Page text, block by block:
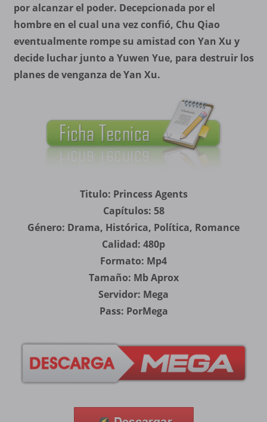
por alcanzar el poder. Decepcionada por el
hombre en el cual una vez confió, Chu Qiao
eventualmente rompe su amistad con Yan Xu y
decide luchar junto a Yuwen Yue, para destruir los
planes de venganza de Yan Xu.
Titulo: Princess Agents
Capítulos: 58
Género: Drama, Histórica, Política, Romance
Calidad: 480p
Formato: Mp4
Tamaño: Mb Aprox
Servidor: Mega
Pass: PorMega